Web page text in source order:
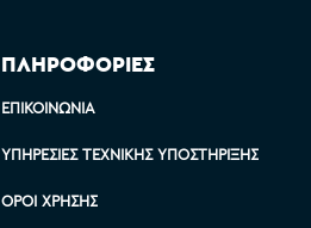
ΠΛΗΡΟΦΟΡΙΕΣ
ΕΠΙΚΟΙΝΩΝΊΑ
ΥΠΗΡΕΣΊΕΣ ΤΕΧΝΙΚΉΣ ΥΠΟΣΤΉΡΙΞΗΣ
ΌΡΟΙ ΧΡΉΣΗΣ